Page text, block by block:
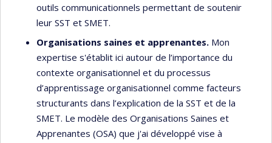
outils communicationnels permettant de soutenir
leur SST et SMET.
Organisations saines et apprenantes. Mon
expertise s'établit ici autour de l’importance du
contexte organisationnel et du processus
d’apprentissage organisationnel comme facteurs
structurants dans l’explication de la SST et de la
SMET. Le modèle des Organisations Saines et
Apprenantes (OSA) que j'ai développé vise à